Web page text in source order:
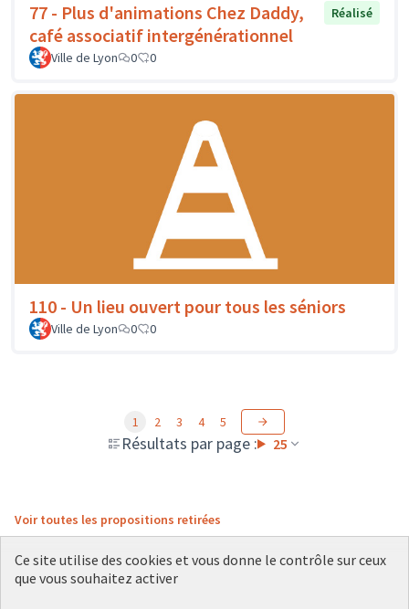
77 - Plus d'animations Chez Daddy,
café associatif intergénérationnel
Réalisé
Ville de Lyon 0 0
110 - Un lieu ouvert pour tous les séniors
Ville de Lyon 0 0
Résultats par page : 25
1 2 3 4 5
Voir toutes les propositions retirées
Ce site utilise des cookies et vous donne le contrôle sur ceux
que vous souhaitez activer